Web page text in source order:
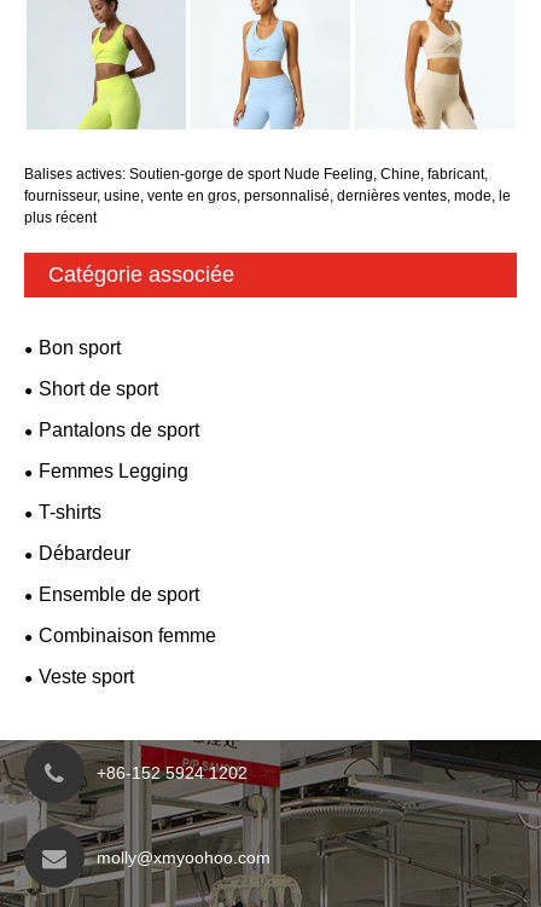
Balises actives: Soutien-gorge de sport Nude Feeling, Chine, fabricant,
fournisseur, usine, vente en gros, personnalisé, dernières ventes, mode, le
plus récent
Catégorie associée
Bon sport
Short de sport
Pantalons de sport
Femmes Legging
T-shirts
Débardeur
Ensemble de sport
Combinaison femme
Veste sport
+86-152 5924 1202
molly@xmyoohoo.com